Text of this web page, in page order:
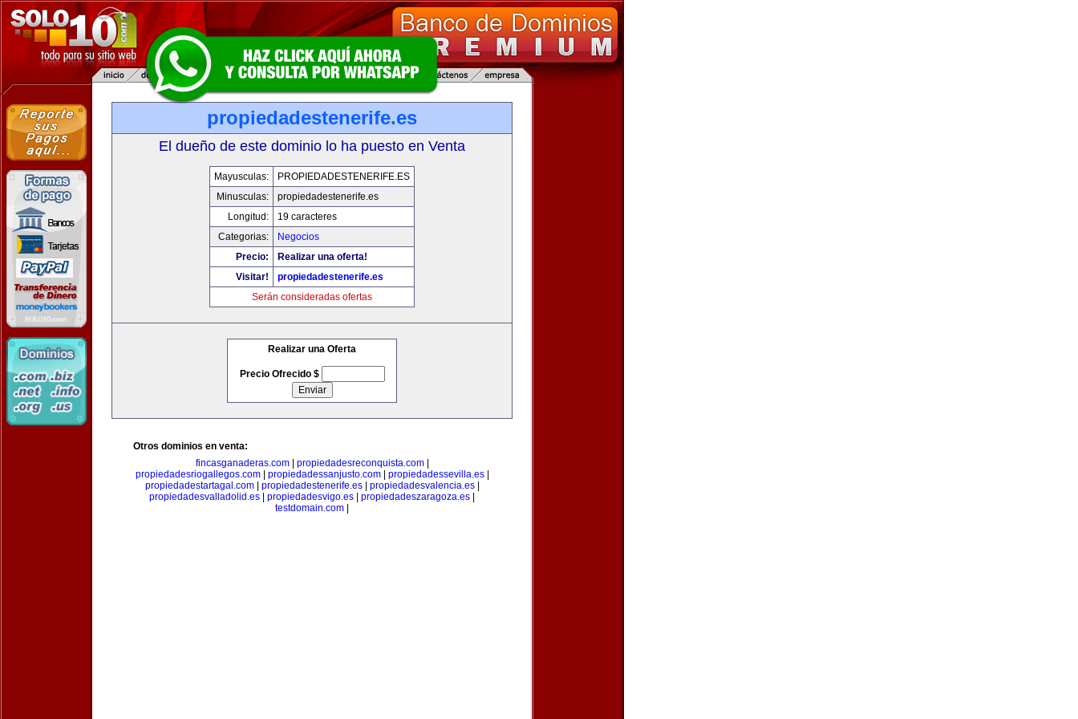
propiedadestenerife.es
El dueño de este dominio lo ha puesto en Venta
Mayusculas:
PROPIEDADESTENERIFE.ES
Minusculas:
propiedadestenerife.es
Longitud:
19 caracteres
Categorias:
Negocios
Precio:
Realizar una oferta!
Visitar!
propiedadestenerife.es
Serán consideradas ofertas
Realizar una Oferta
Precio Ofrecido $
Otros dominios en venta:
fincasganaderas.com| propiedadesreconquista.com|
propiedadesriogallegos.com| propiedadessanjusto.com| propiedadessevilla.es|
propiedadestartagal.com| propiedadestenerife.es| propiedadesvalencia.es|
propiedadesvalladolid.es
propiedadesvigo.es propiedadeszaragoza.es
testdomain.com